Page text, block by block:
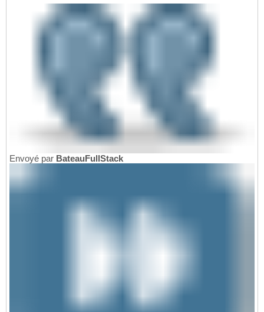
Envoyé par BateauFullStack